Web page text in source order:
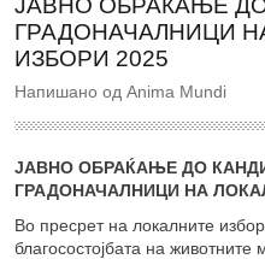
ЈАВНО ОБРАЌАЊЕ
ГРАДОНАЧАЛНИЦИ
ИЗБОРИ 2025
Напишано од Anima Mundi
JАВНО ОБРАЌАЊЕ ДО
ГРАДОНАЧАЛНИЦИ НА
Во пресрет на локалните
благосостојбата на